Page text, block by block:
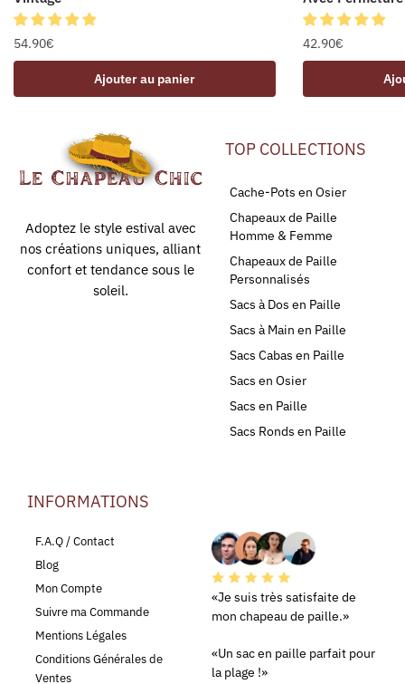
54.90€
Ajouter au panier
42.90€
Adoptez le style estival avec
nos créations uniques, alliant
confort et tendance sous le
soleil.
TOP COLLECTIONS
Cache-Pots en Osier
Chapeaux de Paille
Homme & Femme
Chapeaux de Paille
Personnalisés
Sacs à Dos en Paille
Sacs à Main en Paille
Sacs Cabas en Paille
Sacs en Osier
Sacs en Paille
Sacs Ronds en Paille
INFORMATIONS
F.A.Q / Contact
Blog
Mon Compte
Suivre ma Commande
Mentions Légales
Conditions Générales de
Ventes
«Je suis très satisfaite de
mon chapeau de paille.»
«Un sac en paille parfait pour
la plage !»